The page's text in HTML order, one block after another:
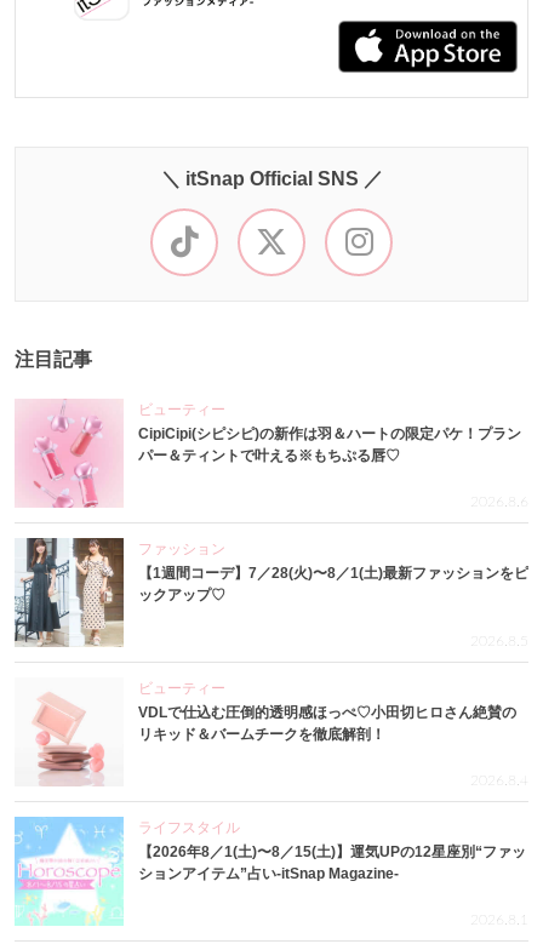
＼ itSnap Official SNS ／
注目記事
ビューティー
CipiCipi(シピシピ)の新作は羽＆ハートの限定パケ！プラン
パー＆ティントで叶える※もちぷる唇♡
2026.8.6
ファッション
【1週間コーデ】7／28(火)〜8／1(土)最新ファッションをピ
ックアップ♡
2026.8.5
ビューティー
VDLで仕込む圧倒的透明感ほっぺ♡小田切ヒロさん絶賛の
リキッド＆バームチークを徹底解剖！
2026.8.4
ライフスタイル
【2026年8／1(土)〜8／15(土)】運気UPの12星座別“ファッ
ションアイテム”占い-itSnap Magazine-
2026.8.1